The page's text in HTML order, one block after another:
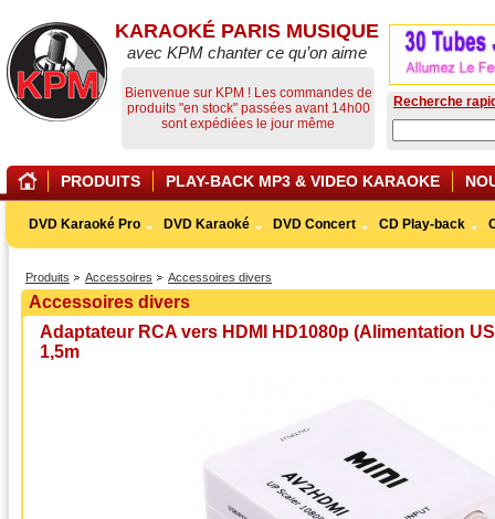
Produits Accessoires Accessoires divers
Accessoires divers
Adaptateur RCA vers HDMI HD1080p (Alimentation
1,5m
KARAOKÉ PARIS MUSIQUE
avec KPM chanter ce qu’on aime
Bienvenue sur KPM ! Les commandes de
produits "en stock" passées avant 14h00
sont expédiées le jour même
Recherche
PRODUITS PLAY-BACK MP3 & VIDEO KARAOKE
DVD Karaoké Pro DVD Karaoké DVD Concert CD Play-back